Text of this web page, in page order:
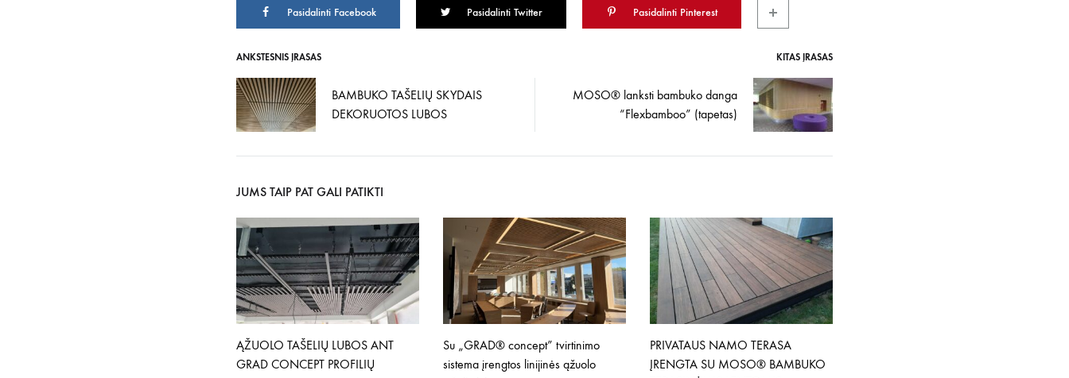
Pasidalinti Facebook Pasidalinti Twitter Pasidalinti Pinterest
Įrašo
navigacija
ANKSTESNIS ĮRAŠAS KITAS ĮRAŠAS
BAMBUKO TAŠELIŲ SKYDAIS
DEKORUOTOS LUBOS
MOSO® lanksti bambuko danga
“Flexbamboo” (tapetas)
JUMS TAIP PAT GALI PATIKTI
ĄŽUOLO TAŠELIŲ LUBOS ANT
GRAD CONCEPT PROFILIŲ
Su „GRAD® concept” tvirtinimo
sistema įrengtos linijinės ąžuolo
PRIVATAUS NAMO TERASA
ĮRENGTA SU MOSO® BAMBUKO